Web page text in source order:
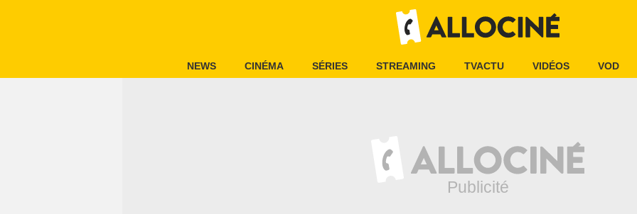
NEWS CINÉMA SÉRIES STREAMING TVACTU VIDÉOS VOD